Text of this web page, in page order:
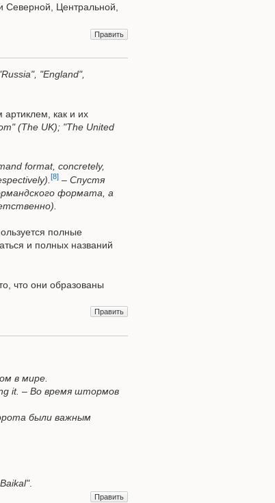
Северной, Центральной,
Править
"England",
артиклем, как и их
(The UK); "The United
format, concretely,
[8] – Спустя
формата, а
полные
и полных названий
что они образованы
Править
в мире.
it. – Во время штормов
были важным
.
Править